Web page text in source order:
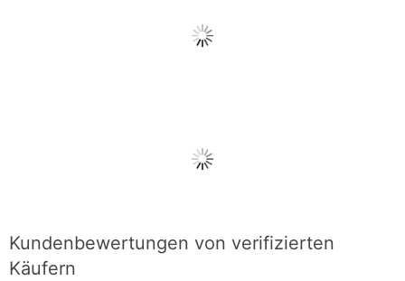
Kundenbewertungen von verifizierten
Käufern